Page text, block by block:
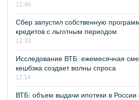
12:40
Сбер запустил собственную
кредитов с льготным периодом
12:33
Исследование ВТБ: ежемесячная
кешбэка создает волны спроса
12:14
ВТБ: объем выдачи ипотеки в России